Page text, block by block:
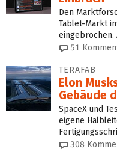
Den
Tablet-Markt
51
TERAFAB
Elon
Gebäude
SpaceX und
eigene
308